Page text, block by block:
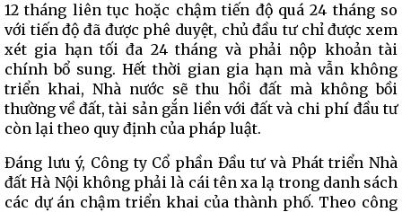
12 tháng liên tục hoặc chậm tiến độ quá 24 tháng so
với tiến độ đã được phê duyệt, chủ đầu tư chỉ được xem
xét gia hạn tối đa 24 tháng và phải nộp khoản tài
chính bổ sung. Hết thời gian gia hạn mà vẫn không
triển khai, Nhà nước sẽ thu hồi đất mà không bồi
thường về đất, tài sản gắn liền với đất và chi phí đầu tư
còn lại theo quy định của pháp luật.
Đáng lưu ý, Công ty Cổ phần Đầu tư và Phát triển Nhà
đất Hà Nội không phải là cái tên xa lạ trong danh sách
các dự án chậm triển khai của thành phố. Theo công